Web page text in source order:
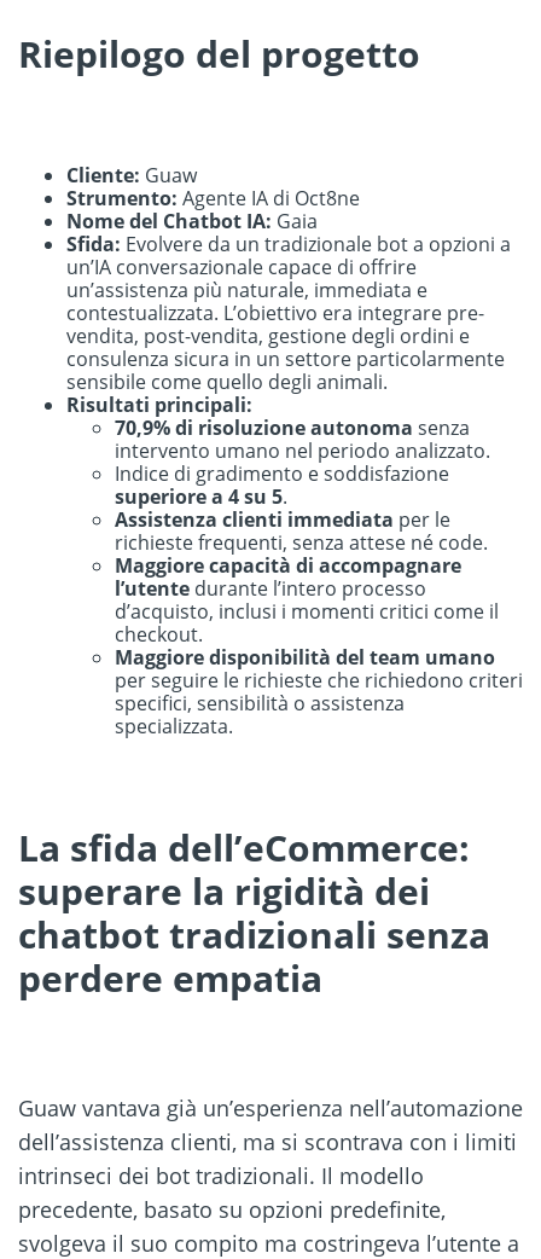
Riepilogo del progetto
Cliente: Guaw
Strumento: Agente IA di Oct8ne
Nome del Chatbot IA: Gaia
Sfida: Evolvere da un tradizionale bot a opzioni a
un’IA conversazionale capace di offrire
un’assistenza più naturale, immediata e
contestualizzata. L’obiettivo era integrare pre-
vendita, post-vendita, gestione degli ordini e
consulenza sicura in un settore particolarmente
sensibile come quello degli animali.
Risultati principali:
70,9% di risoluzione autonoma senza
intervento umano nel periodo analizzato.
Indice di gradimento e soddisfazione
superiore a 4 su 5.
Assistenza clienti immediata per le
richieste frequenti, senza attese né code.
Maggiore capacità di accompagnare
l’utente durante l’intero processo
d’acquisto, inclusi i momenti critici come il
checkout.
Maggiore disponibilità del team umano
per seguire le richieste che richiedono criteri
specifici, sensibilità o assistenza
specializzata.
La sfida dell’eCommerce:
superare la rigidità dei
chatbot tradizionali senza
perdere empatia
Guaw vantava già un’esperienza nell’automazione
dell’assistenza clienti, ma si scontrava con i limiti
intrinseci dei bot tradizionali. Il modello
precedente, basato su opzioni predefinite,
svolgeva il suo compito ma costringeva l’utente a